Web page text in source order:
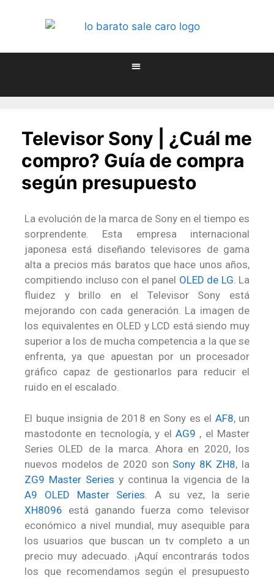
Televisor Sony | ¿Cuál me
compro? Guía de compra
según presupuesto
La evolución de la marca de Sony en el tiempo es
sorprendente. Esta empresa internacional
japonesa está diseñando televisores de gama
alta a precios más baratos que hace unos años,
compitiendo incluso con el panel OLED de LG. La
fluidez y brillo en el Televisor Sony está
mejorando con cada generación. La imagen de
los equivalentes en OLED y LCD está siendo muy
superior a los de mucha competencia a la que se
enfrenta, ya que apuestan por un procesador
gráfico capaz de gestionarlos para reducir el
ruido en el escalado.
El buque insignia de 2018 en Sony es el AF8, un
mastodonte en tecnología, y el AG9 , el Master
Series OLED de la marca. Ahora en 2020, los
nuevos modelos de 2020 son Sony 8K ZH8, la
ZG9 Master Series y continua la vigencia de la
A9 OLED Master Series . A su vez, la serie
XH8096 está ganando fuerza como televisor
económico a nivel mundial, muy asequible para
los usuarios que buscan un tv completo a un
precio muy adecuado. ¡Aquí encontrarás todos
los que recomendamos según el presupuesto